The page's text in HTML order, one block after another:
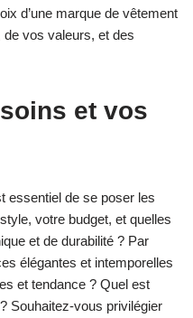
d’une marque de vêtement
vos valeurs, et des
et vos
essentiel de se poser les
votre budget, et quelles
et de durabilité ? Par
élégantes et intemporelles
et tendance ? Quel est
Souhaitez-vous privilégier